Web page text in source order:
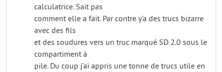
calculatrice. Sait pas
comment elle a fait. Par contre y’a des trucs bizarre
avec des fils
et des soudures vers un truc marqué SD 2.0 sous le
compartiment à
pile. Du coup j’ai appris une tonne de trucs utile en